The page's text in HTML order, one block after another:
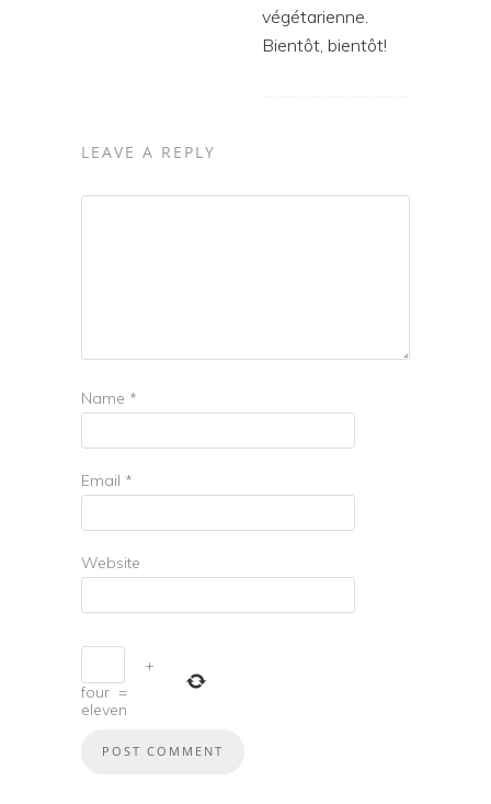
végétarienne.
Bientôt, bientôt!
LEAVE A REPLY
Name *
Email *
Website
+
four =
eleven